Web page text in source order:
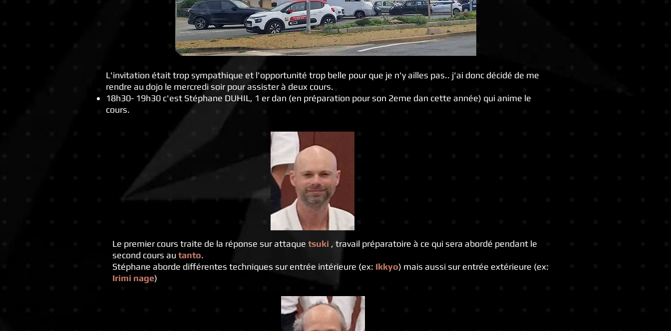
L'invitation était trop sympathique et l'opportunité trop belle pour que je n'y ailles pas.. j'ai donc décidé de me
rendre au dojo le mercredi soir pour assister à deux cours.
18h30- 19h30 c'est Stéphane DUHIL, 1 er dan (en préparation pour son 2eme dan cette année) qui anime le
cours.
Le premier cours traite de la réponse sur attaque tsuki , travail préparatoire à ce qui sera abordé pendant le
second cours au tanto.
Stéphane aborde différentes techniques sur entrée intérieure (ex: Ikkyo) mais aussi sur entrée extérieure (ex:
Irimi nage)